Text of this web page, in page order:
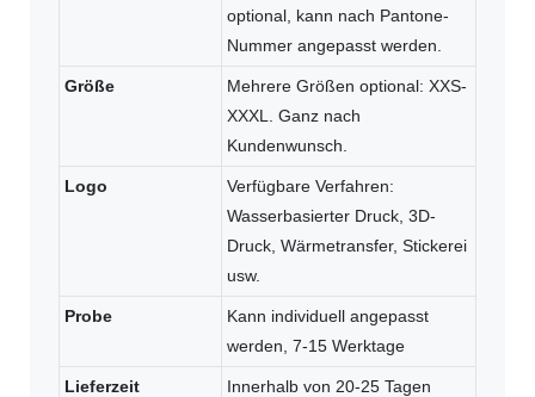
optional, kann nach Pantone-
Nummer angepasst werden.
Größe
Mehrere Größen optional: XXS-
XXXL. Ganz nach
Kundenwunsch.
Logo
Verfügbare Verfahren:
Wasserbasierter Druck, 3D-
Druck, Wärmetransfer, Stickerei
usw.
Probe
Kann individuell angepasst
werden, 7-15 Werktage
Lieferzeit Innerhalb von 20-25 Tagen